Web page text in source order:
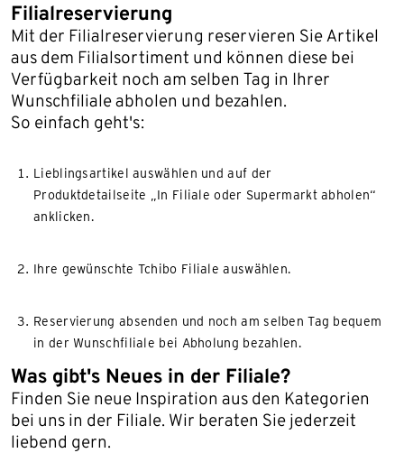
Filialreservierung
Mit der Filialreservierung reservieren Sie Artikel
aus dem Filialsortiment und können diese bei
Verfügbarkeit noch am selben Tag in Ihrer
Wunschfiliale abholen und bezahlen.
So einfach geht's:
Lieblingsartikel auswählen und auf der
Produktdetailseite „In Filiale oder Supermarkt abholen“
anklicken.
Ihre gewünschte Tchibo Filiale auswählen.
Reservierung absenden und noch am selben Tag bequem
in der Wunschfiliale bei Abholung bezahlen.
Was gibt's Neues in der Filiale?
Finden Sie neue Inspiration aus den Kategorien
bei uns in der Filiale. Wir beraten Sie jederzeit
liebend gern.